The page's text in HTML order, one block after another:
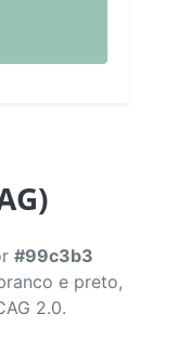
#99c3b3
e preto,
2.0.